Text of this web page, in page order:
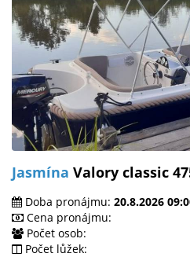
Jasmína Valory classic
Doba pronájmu: 20.8.2026
Cena pronájmu:
Počet osob:
Počet lůžek: